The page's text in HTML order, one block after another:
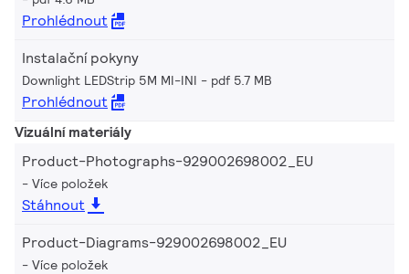
Prohlédnout
Instalační pokyny
Downlight LEDStrip 5M MI-INI pdf 5.7 MB
Prohlédnout
Vizuální materiály
Product-Photographs-929002698002_EU
Více položek
Stáhnout
Product-Diagrams-929002698002_EU
Více položek